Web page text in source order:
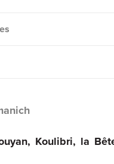
Koulibri, la